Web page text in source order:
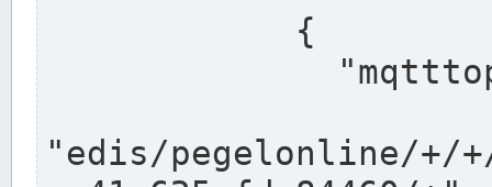
"edis/pegelonline/+/